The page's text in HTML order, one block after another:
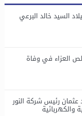
السيد خالد البرعي
العزاء في وفاة
عثمان رئيس شركة النور
والكهربائية